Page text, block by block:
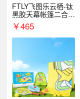
FTLY飞图乐云栖-钛
黑胶天幕帐篷二合一
TMTZ0201
￥465